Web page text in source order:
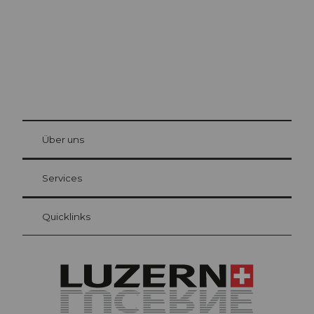
Gästekarte Luzern
Ihre Vorteile als Übernachtungsgast
at Bre
Über uns
Services
Quicklinks